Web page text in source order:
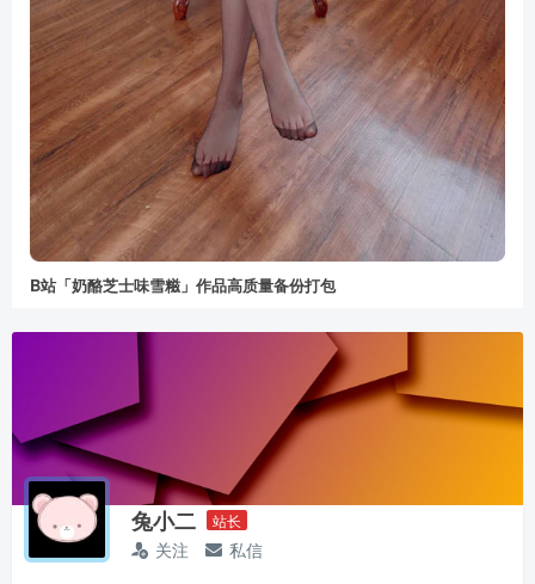
B站「奶酪芝士味雪糍」作品高质量备份打包
兔小二 站长
关注 私信